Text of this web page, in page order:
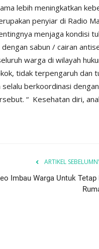
lebih meningkatkan
penyiar di Radio
menjaga kondisi
sabun / cairan
warga di wilayah
tidak terpengaruh
berkoordinasi
“ Kesehatan diri,
ARTIKEL
Imbau Warga Untuk Tetap